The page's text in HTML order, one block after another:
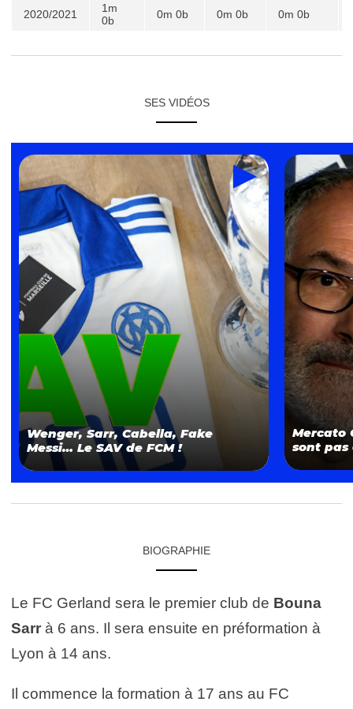
2020/2021
1m
0b
0m 0b 0m 0b 0m 0b
SES VIDÉOS
Wenger, Sarr, Cabella, Fake
Messi… Le SAV de FCM !
Mercato
sont pas
BIOGRAPHIE
Le FC Gerland sera le premier club de Bouna
Sarr à 6 ans. Il sera ensuite en préformation à
Lyon à 14 ans.
Il commence la formation à 17 ans au FC